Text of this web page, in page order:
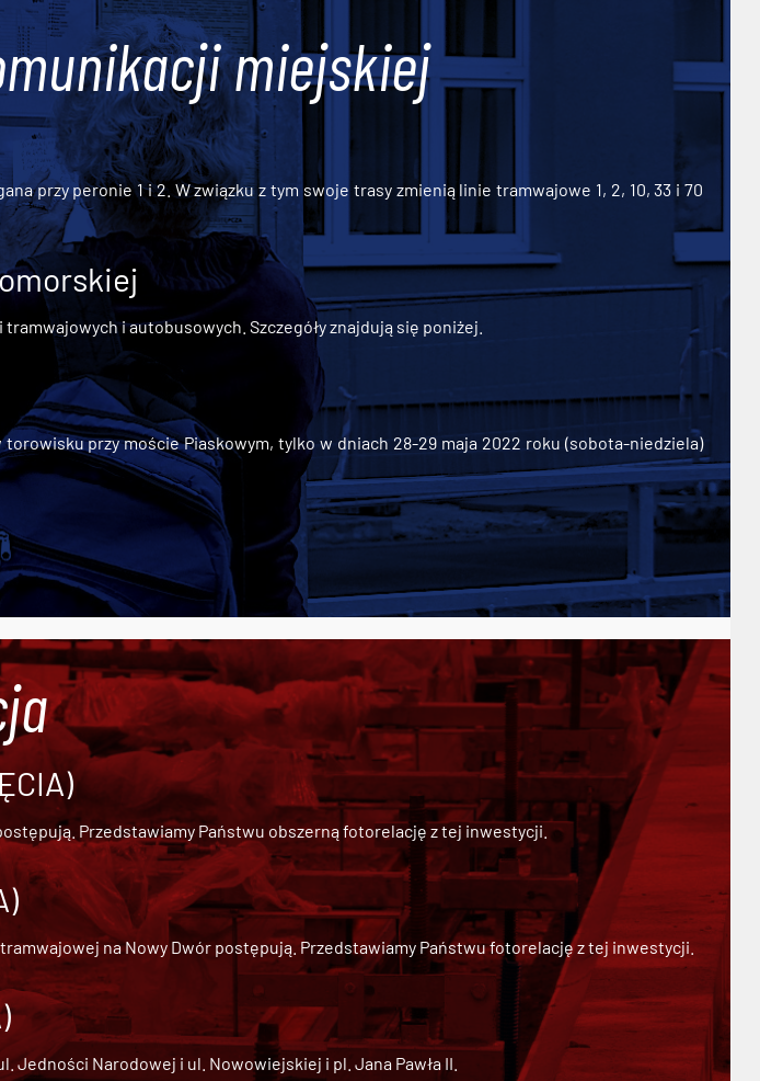
miejskiej
przy peronie 1 i 2. W związku z tym swoje trasy zmienią linie tramwajowe 1, 2, 10, 33 i 70
i autobusowych. Szczegóły znajdują się poniżej.
przy moście Piaskowym, tylko w dniach 28-29 maja 2022 roku (sobota-niedziela)
Przedstawiamy Państwu obszerną fotorelację z tej inwestycji.
na Nowy Dwórpostępują. Przedstawiamy Państwu fotorelację z tej inwestycji.
Narodowej i ul. Nowowiejskiej i pl. Jana Pawła II.